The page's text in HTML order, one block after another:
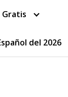
Gratis
del 2026